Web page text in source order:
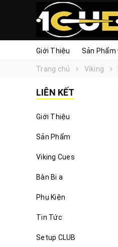
Giới Thiệu Sản Phẩm
Trang chủ Viking
LIÊN KẾT
Giới Thiệu
Sản Phẩm
Viking Cues
Bàn Bi a
Phụ Kiện
Tin Tức
Setup CLUB